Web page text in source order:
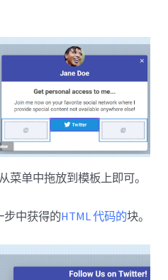
菜单中拖放到模板上即可。
步中获得的HTML 代码的块。